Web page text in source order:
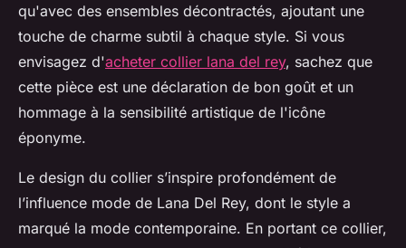
qu'avec des ensembles décontractés, ajoutant une
touche de charme subtil à chaque style. Si vous
envisagez d'acheter collier lana del rey, sachez que
cette pièce est une déclaration de bon goût et un
hommage à la sensibilité artistique de l'icône
éponyme.
Le design du collier s’inspire profondément de
l’influence mode de Lana Del Rey, dont le style a
marqué la mode contemporaine. En portant ce collier,